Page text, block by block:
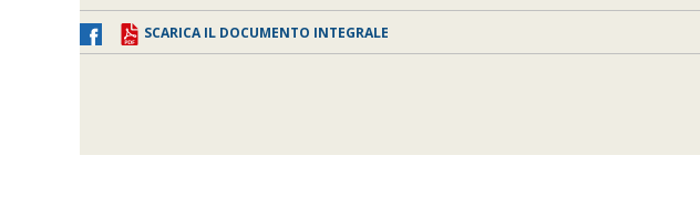
SCARICA IL DOCUMENTO INTEGRALE